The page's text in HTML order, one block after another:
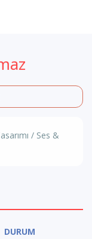
/ Ses &
DURUM